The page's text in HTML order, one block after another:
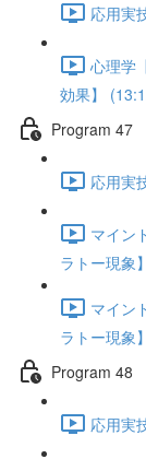
応用実
心理学
効果】
Program 47
応用実
マイン
ラトー現象
マイン
ラトー現象
Program 48
応用実